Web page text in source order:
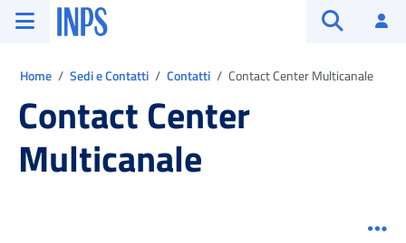
Vai al menu principale
Vai al contenuto principale
Vai al pie' di pagina
INPS ()
Home Sedi e Contatti Contatti Contact Center Multicanale
Contact Center
Multicanale